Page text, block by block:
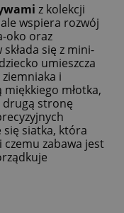
z kolekcji
wspiera rozwój
oko oraz
się z mini-
umieszcza
i
młotka,
drugą stronę
siatka, która
zabawa jest